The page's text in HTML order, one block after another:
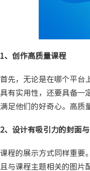
1、创作高质量课程
首先，无论是在哪个平台
具有实用性，还要具备一
满足他们的好奇心。高质
2、设计有吸引力的封面
课程的展示方式同样重要
且与课程主题相关的图片